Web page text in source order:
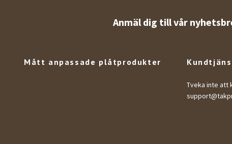
Anmäl dig till vår
Mått anpassade plåtprodukter
Tveka inte att